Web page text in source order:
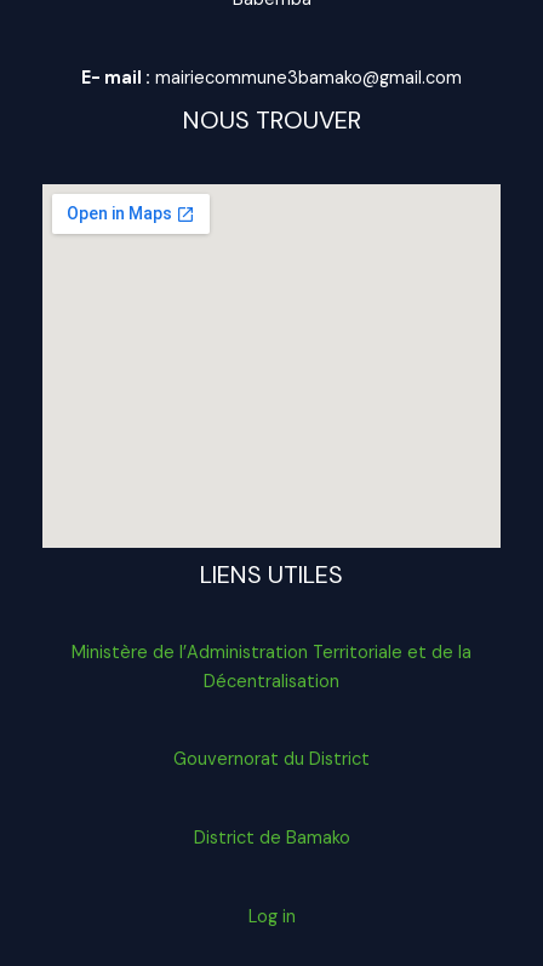
E- mail : mairiecommune3bamako@gmail.com
NOUS TROUVER
LIENS UTILES
Ministère de l’Administration Territoriale et de la
Décentralisation
Gouvernorat du District
District de Bamako
Log in